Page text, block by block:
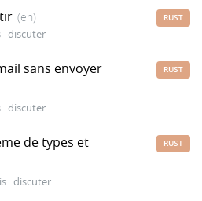
(en)
discuter
RUST
sans envoyer
discuter
RUST
de types et
discuter
RUST